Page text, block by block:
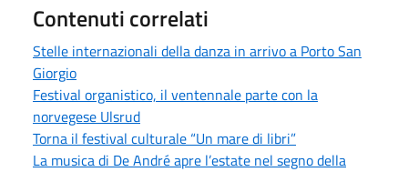
Contenuti correlati
Stelle internazionali della danza in arrivo a Porto San
Giorgio
Festival organistico, il ventennale parte con la
norvegese Ulsrud
Torna il festival culturale “Un mare di libri”
La musica di De André apre l’estate nel segno della